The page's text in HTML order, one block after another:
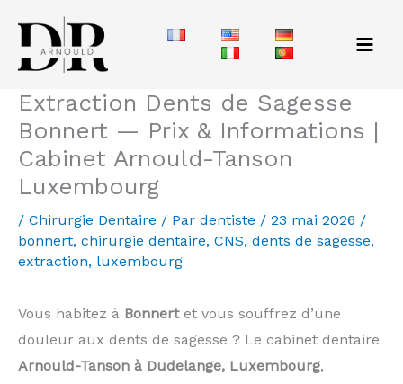
contenu
Extraction Dents de Sagesse
Bonnert — Prix & Informations |
Cabinet Arnould-Tanson
Luxembourg
/ Chirurgie Dentaire / Par dentiste / 23 mai 2026 /
bonnert, chirurgie dentaire, CNS, dents de sagesse,
extraction, luxembourg
Vous habitez à Bonnertet vous souffrez d’une
douleur aux dents de sagesse ? Le cabinet dentaire
Arnould-Tanson à Dudelange, Luxembourg,